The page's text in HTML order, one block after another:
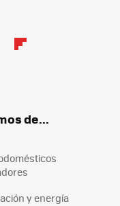
de...
y energía